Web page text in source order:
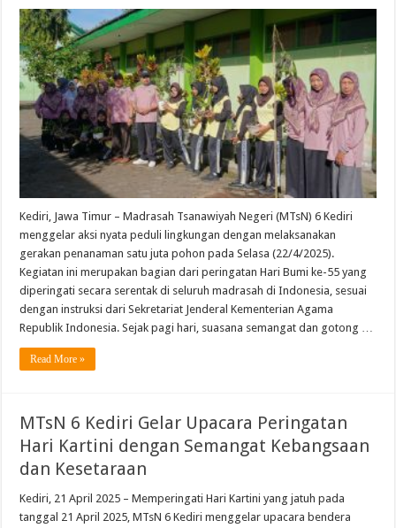
Kediri, Jawa Timur – Madrasah Tsanawiyah Negeri (MTsN) 6 Kediri
menggelar aksi nyata peduli lingkungan dengan melaksanakan
gerakan penanaman satu juta pohon pada Selasa (22/4/2025).
Kegiatan ini merupakan bagian dari peringatan Hari Bumi ke-55 yang
diperingati secara serentak di seluruh madrasah di Indonesia, sesuai
dengan instruksi dari Sekretariat Jenderal Kementerian Agama
Republik Indonesia. Sejak pagi hari, suasana semangat dan gotong …
Read More »
MTsN 6 Kediri Gelar Upacara Peringatan
Hari Kartini dengan Semangat Kebangsaan
dan Kesetaraan
Kediri, 21 April 2025 – Memperingati Hari Kartini yang jatuh pada
tanggal 21 April 2025, MTsN 6 Kediri menggelar upacara bendera